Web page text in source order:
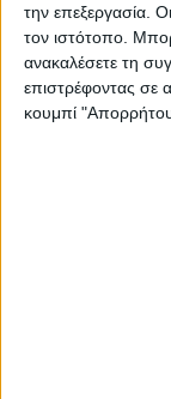
την επεξεργασία.
τον ιστότοπο.
ανακαλέσετε τη
επιστρέφοντας σε
κουμπί
ΠΑΡΟΜΟΙΑ